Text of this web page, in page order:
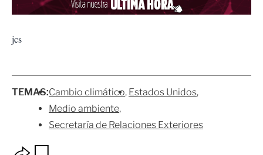
jcs
TEMAS:Cambio climático Estados Unidos
Medio ambiente
Secretaría de Relaciones Exteriores